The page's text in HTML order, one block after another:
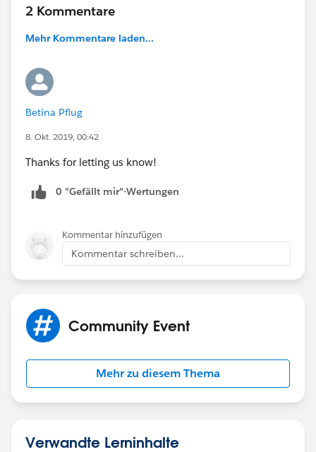
2 Kommentare
Mehr Kommentare laden...
Betina Pflug
8. Okt. 2019, 00:42
Thanks for letting us know!
0 "Gefällt mir"-Wertungen
Kommentar hinzufügen
Kommentar schreiben...
Community Event
Mehr zu diesem Thema
Verwandte Lerninhalte